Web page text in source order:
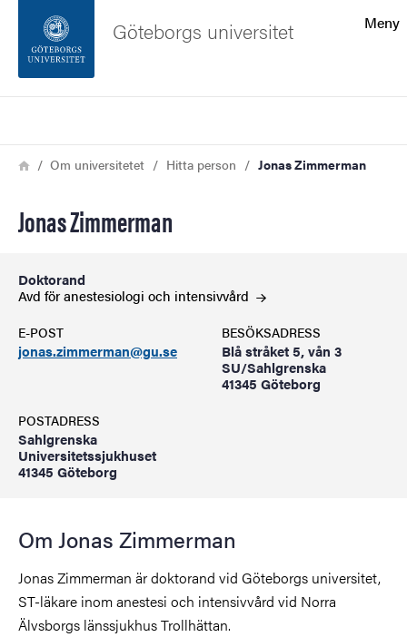
Sidfoten
Meny
Göteborgs universitet
Länkstig
HemOm universitetet Hitta person Jonas Zimmerman
Jonas Zimmerman
Doktorand
Avd för anestesiologi och intensivvård
E-POST
jonas.zimmerman@gu.se
BESÖKSADRESS
Blå stråket 5, vån 3
SU/Sahlgrenska
41345 Göteborg
POSTADRESS
Sahlgrenska
Universitetssjukhuset
41345 Göteborg
Om Jonas Zimmerman
Jonas Zimmerman är doktorand vid Göteborgs universitet,
ST-läkare inom anestesi och intensivvård vid Norra
Älvsborgs länssjukhus Trollhättan.